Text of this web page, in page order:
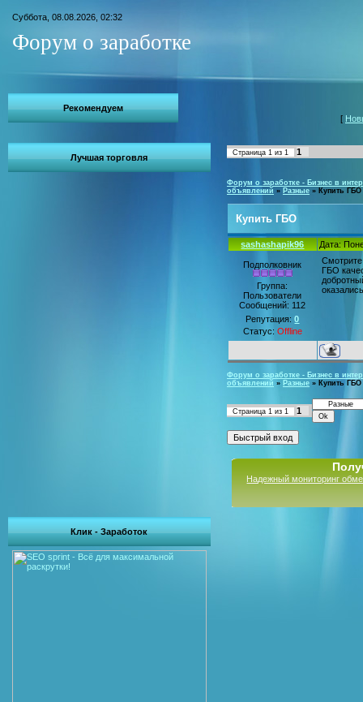
Суббота, 08.08.2026, 02:32
Форум о заработке
Рекомендуем
Лучшая торговля
Клик - Заработок
[
Страница 1 из 1 1
Форум о заработке - Бизнес в
объявлений » Разные » Купить ГБО
Купить ГБО
sashashapik96 Дата:
Подполковник
Группа:
Пользователи
Сообщений: 112
Репутация:0
Статус: Offline
ГБО
Форум о заработке - Бизнес в
объявлений » Разные » Купить ГБО
Страница 1 из 1 1
Надежный мониторинг